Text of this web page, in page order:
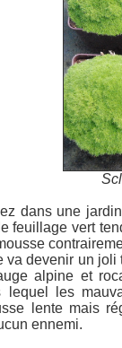
dans une
feuillage vert
va devenir un
alpine et
lequel les
lente mais
ennemi.